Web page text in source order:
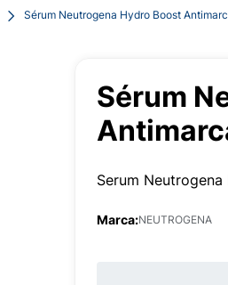
Sérum Neutrogena Hydro Boost
Sérum
Serum
Marca:NEUTROGENA